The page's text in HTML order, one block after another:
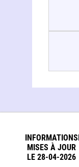
INFORMATIONS
MISES À JOUR
LE 28-04-2026